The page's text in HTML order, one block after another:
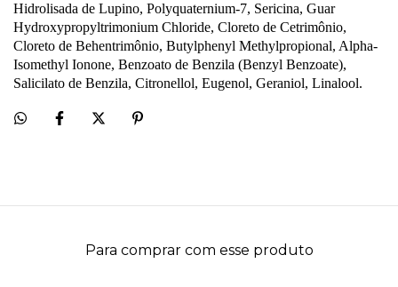
Hidrolisada de Lupino, Polyquaternium-7, Sericina, Guar
Hydroxypropyltrimonium Chloride, Cloreto de Cetrimônio,
Cloreto de Behentrimônio, Butylphenyl Methylpropional, Alpha-
Isomethyl Ionone, Benzoato de Benzila (Benzyl Benzoate),
Salicilato de Benzila, Citronellol, Eugenol, Geraniol, Linalool.
Para comprar com esse produto